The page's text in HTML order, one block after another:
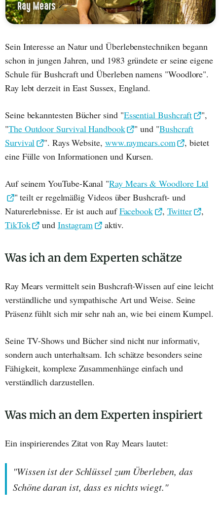
Sein Interesse an Natur und Überlebenstechniken begann
schon in jungen Jahren, und 1983 gründete er seine eigene
Schule für Bushcraft und Überleben namens "Woodlore".
Ray lebt derzeit in East Sussex, England.
Seine bekanntesten Bücher sind "Essential Bushcraft
",
"The Outdoor Survival Handbook " und "Bushcraft
Survival
". Rays Website, www.raymears.com
, bietet
eine Fülle von Informationen und Kursen.
Auf seinem YouTube-Kanal "Ray Mears & Woodlore Ltd
" teilt er regelmäßig Videos über Bushcraft- und
Naturerlebnisse. Er ist auch aufFacebook , Twitter
,
TikTok
und Instagram aktiv.
Was ich an dem Experten schätze
Ray Mears vermittelt sein Bushcraft-Wissen auf eine leicht
verständliche und sympathische Art und Weise. Seine
Präsenz fühlt sich mir sehr nah an, wie bei einem Kumpel.
Seine TV-Shows und Bücher sind nicht nur informativ,
sondern auch unterhaltsam. Ich schätze besonders seine
Fähigkeit, komplexe Zusammenhänge einfach und
verständlich darzustellen.
Was mich an dem Experten inspiriert
Ein inspirierendes Zitat von Ray Mears lautet:
"Wissen ist der Schlüssel zum Überleben, das
Schöne daran ist, dass es nichts wiegt."